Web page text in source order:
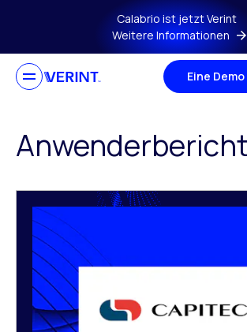
Zurück zum Hauptinhalt
Calabrio ist jetzt Verint
Weitere Informationen
Eine